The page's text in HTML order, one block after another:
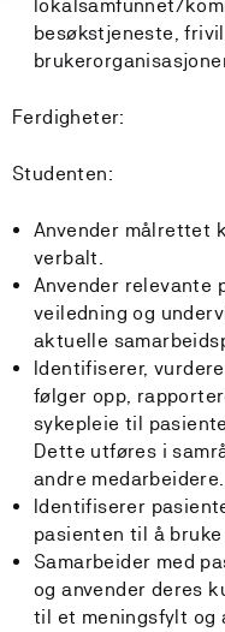
lokalsamfunnet/
besøkstjeneste,
Ferdigheter:
Studenten:
Anvender målrettet
verbalt.
Anvender relevante
veiledning og
aktuelle
Identifiserer,
følger opp,
sykepleie til
Dette utføres i
andre medarbeidere.
Identifiserer
pasienten til å
Samarbeider med
og anvender deres
til et meningsfylt og